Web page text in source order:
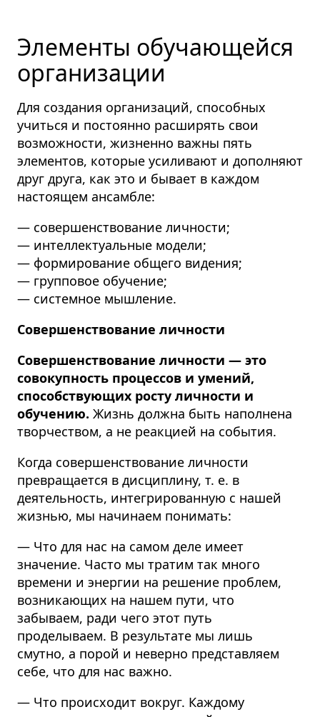
Элементы обучающейся
организации
Для создания организаций, способных
учиться и постоянно расширять свои
возможности, жизненно важны пять
элементов, которые усиливают и дополняют
друг друга, как это и бывает в каждом
настоящем ансамбле:
— совершенствование личности;
— интеллектуальные модели;
— формирование общего видения;
— групповое обучение;
— системное мышление.
Совершенствование личности
Совершенствование личности — это
совокупность процессов и умений,
способствующих росту личности и
обучению. Жизнь должна быть наполнена
творчеством, а не реакцией на события.
Когда совершенствование личности
превращается в дисциплину, т. е. в
деятельность, интегрированную с нашей
жизнью, мы начинаем понимать:
— Что для нас на самом деле имеет
значение. Часто мы тратим так много
времени и энергии на решение проблем,
возникающих на нашем пути, что
забываем, ради чего этот путь
проделываем. В результате мы лишь
смутно, а порой и неверно представляем
себе, что для нас важно.
— Что происходит вокруг. Каждому